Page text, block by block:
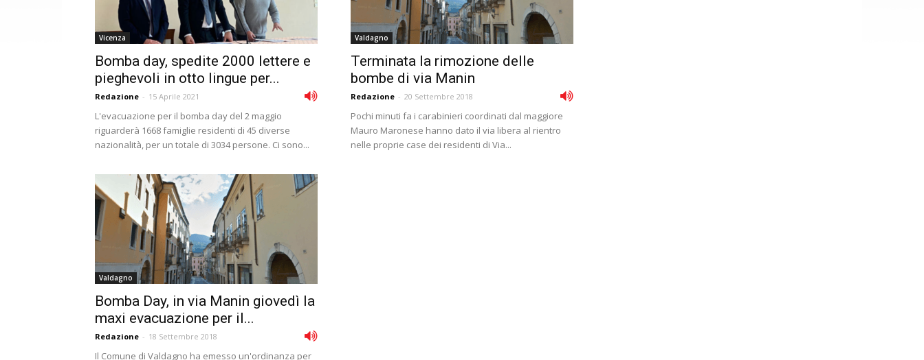
Vicenza
Bomba day, spedite 2000 lettere e
pieghevoli in otto lingue per...
Redazione - 15 Aprile 2021
L'evacuazione per il bomba day del 2 maggio
riguarderà 1668 famiglie residenti di 45 diverse
nazionalità, per un totale di 3034 persone. Ci sono...
Valdagno
Terminata la rimozione delle
bombe di via Manin
Redazione - 20 Settembre 2018
Pochi minuti fa i carabinieri coordinati dal maggiore
Mauro Maronese hanno dato il via libera al rientro
nelle proprie case dei residenti di Via...
Valdagno
Bomba Day, in via Manin giovedì la
maxi evacuazione per il...
Redazione - 18 Settembre 2018
Il Comune di Valdagno ha emesso un'ordinanza per